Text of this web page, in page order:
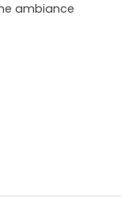
ambiance